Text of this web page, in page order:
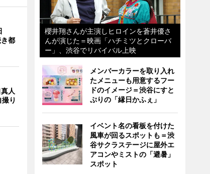
都
人
り
櫻井翔さんが主演しヒロインを蒼井優さ
んが演じた＝映画「ハチミツとクローバ
ー」、渋谷でリバイバル上映
メンバーカラーを取り入れ
たメニューも用意するフー
ドのイメージ＝渋谷にすと
ぷりの「縁日かふぇ」
イベント名の看板を付けた
風車が回るスポットも＝渋
谷サクラステージに屋外エ
アコンやミストの「避暑」
スポット